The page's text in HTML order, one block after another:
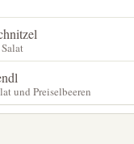
und Preiselbeeren